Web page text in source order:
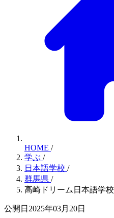
HOME /
学ぶ /
日本語学校 /
群馬県 /
高崎ドリーム日本語学校
公開日2025年03月20日